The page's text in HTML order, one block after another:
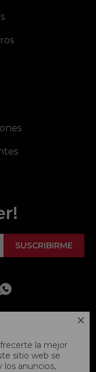

la mejor
sitio web se
los anuncios,
SUSCRIBIRME
